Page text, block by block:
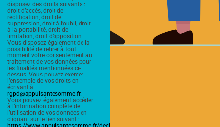
disposez des droits suivants :
droit d’accès, droit de
rectification, droit de
suppression, droit à l’oubli, droit
à la portabilité, droit de
limitation, droit d’opposition.
Vous disposez également de la
possibilité de retirer à tout
moment votre consentement au
traitement de vos données pour
les finalités mentionnées ci-
dessus. Vous pouvez exercer
l’ensemble de vos droits en
écrivant à
rgpd@appuisantesomme.fr.
Vous pouvez également accéder
à l’information complète de
l’utilisation de vos données en
cliquant sur le lien suivant :
https://www.appuisantesomme.fr/declaration-